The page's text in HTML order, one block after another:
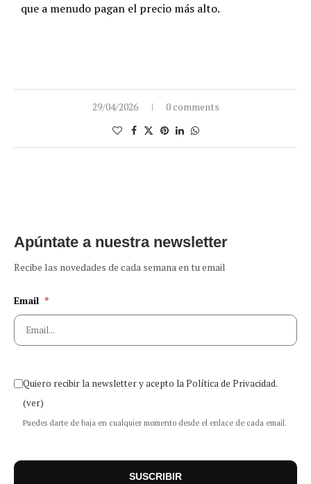
que a menudo pagan el precio más alto.
29/04/2026 0 comments
Apúntate a nuestra newsletter
Recibe las novedades de cada semana en tu email
Email *
Quiero recibir la newsletter y acepto la Política de Privacidad.
(ver)
Puedes darte de baja en cualquier momento desde el enlace de cada email.